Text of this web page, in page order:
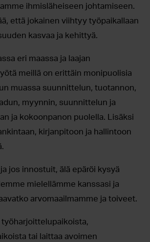
ihmisläheiseen johtamiseen.
että jokainen viihtyy työpaikallaan
kasvaa ja kehittyä.
eri maassa ja laajan
meillä on erittäin monipuolisia
muassa suunnittelun, tuotannon,
myynnin, suunnittelun ja
ja kokoonpanon puolella. Lisäksi
kirjanpitoon ja hallintoon
jos innostuit, älä epäröi kysyä
mielellämme kanssasi ja
arvomaailmamme ja toiveet.
työharjoittelupaikoista,
tai laittaa avoimen